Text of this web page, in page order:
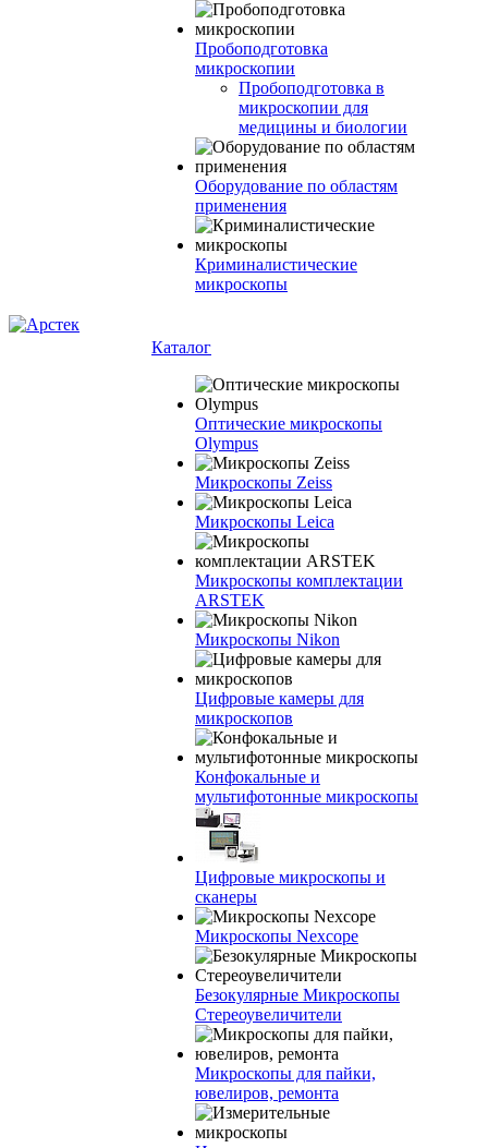
Пробоподготовка
микроскопии
Пробоподготовка в
микроскопии для
медицины и биологии
Оборудование по областям
применения
Криминалистические
микроскопы
Каталог
Оптические микроскопы
Olympus
Микроскопы Zeiss
Микроскопы Leica
Микроскопы комплектации
ARSTEK
Микроскопы Nikon
Цифровые камеры для
микроскопов
Конфокальные и
мультифотонные микроскопы
Цифровые микроскопы и
сканеры
Микроскопы Nexcope
Безокулярные Микроскопы
Стереоувеличители
Микроскопы для пайки,
ювелиров, ремонта